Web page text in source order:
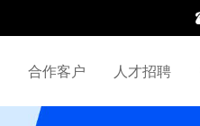
合作客户 人才招聘